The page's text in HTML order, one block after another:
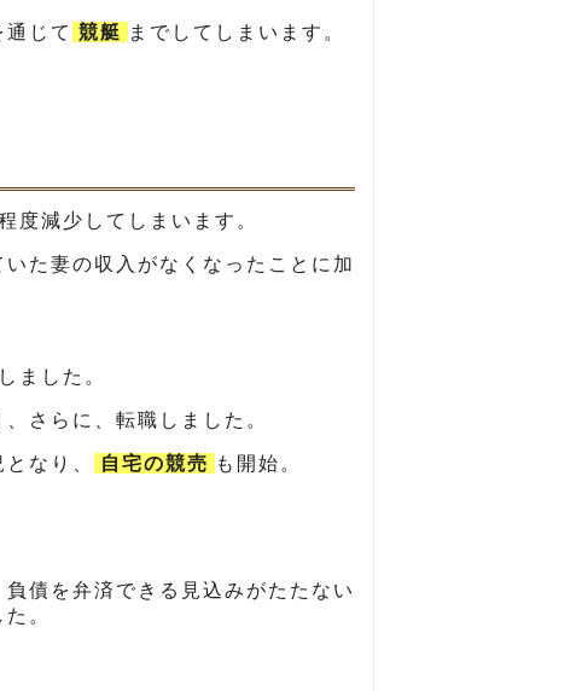
じて 競艇 までしてしまいます。
度減少してしまいます。
た妻の収入がなくなったことに加
ました。
さらに、転職しました。
なり、 自宅の競売 も開始。
債を弁済できる見込みがたたない
。